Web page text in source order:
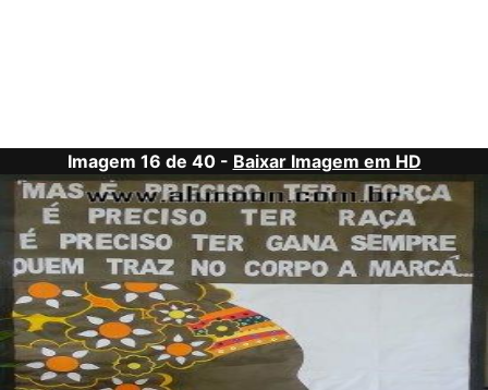
Imagem 16 de 40 - Baixar Imagem em HD